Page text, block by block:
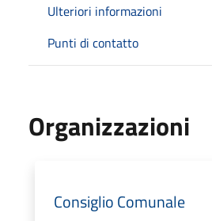
Ulteriori informazioni
Punti di contatto
Organizzazioni
Consiglio Comunale